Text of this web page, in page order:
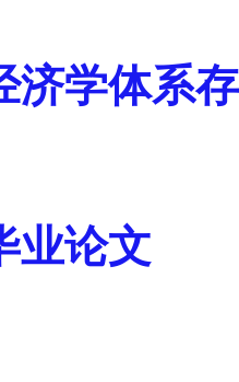
济学体系
业论文